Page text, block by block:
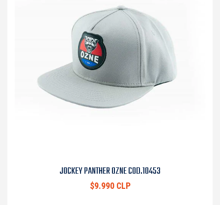
JOCKEY PANTHER OZNE COD.10453
$9.990 CLP